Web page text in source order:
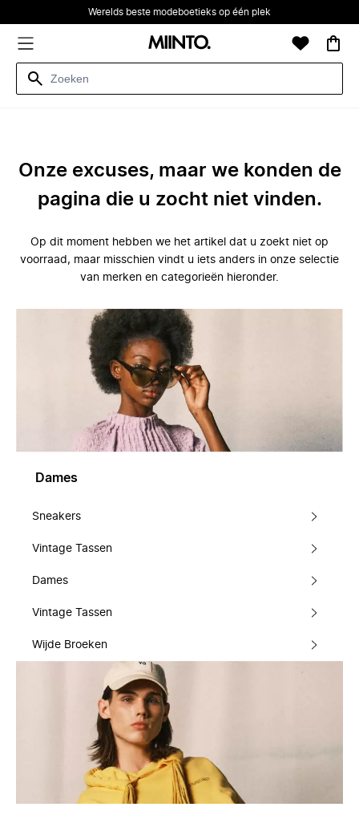
Werelds beste modeboetieks op één plek
Onze excuses, maar we konden de
pagina die u zocht niet vinden.
Op dit moment hebben we het artikel dat u zoekt niet op
voorraad, maar misschien vindt u iets anders in onze selectie
van merken en categorieën hieronder.
Dames
Sneakers
Vintage Tassen
Dames
Vintage Tassen
Wijde Broeken